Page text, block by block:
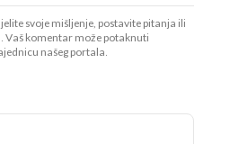
svoje mišljenje, postavite pitanja ili
Vaš komentar može potaknuti
našeg portala.